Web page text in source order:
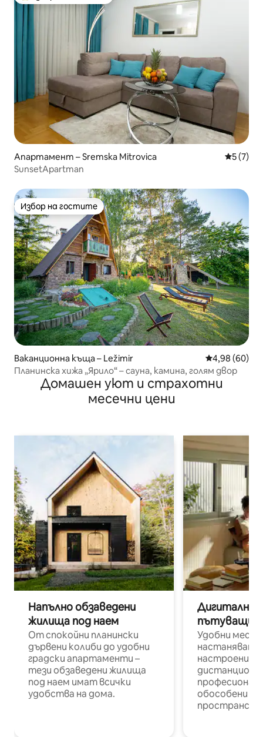
Апартамент – Sremska Mitrovica Средна
5 (7)
SunsetApartman
Избор на гостите
Избор на гостите
Ваканционна къща – Ležimir Средна
4,98 (60)
Планинска хижа „Ярило“ – сауна, камина, голям двор
Домашен уют и страхотни
месечни цени
Напълно обзаведени
жилища под наем
От спокойни планински
дървени колиби до удобни
градски апартаменти –
тези обзаведени жилища
под наем имат всички
удобства на дома.
Дигитални
пътуващи
Удобни
настаняване
настроени и
обособени